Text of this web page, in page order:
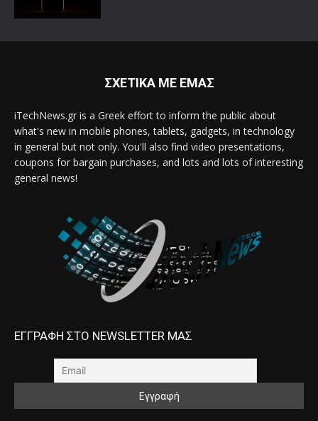
ΣΧΕΤΙΚΑ ΜΕ ΕΜΑΣ
iTechNews.gr is a Greek effort to inform the public about
what's new in mobile phones, tablets, gadgets, in technology
in general but not only. You'll also find video presentations,
coupons for bargain purchases, and lots and lots of interesting
general news!
ΕΓΓΡΑΦΗ ΣΤΟ NEWSLETTER ΜΑΣ